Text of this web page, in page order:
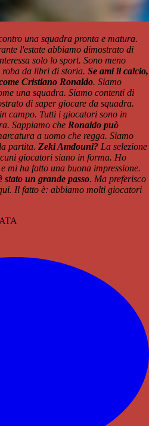
una squadra pronta e matura.
l'estate abbiamo dimostrato di
solo lo sport. Sono meno
roba da libri di storia. Se ami il calcio,
Cristiano Ronaldo. Siamo
una squadra. Siamo contenti di
di saper giocare da squadra.
campo. Tutti i giocatori sono in
Sappiamo che Ronaldo può
a uomo che regga. Siamo
partita. Zeki Amdouni? La selezione
giocatori siano in forma. Ho
mi ha fatto una buona impressione.
un grande passo. Ma preferisco
Il fatto è: abbiamo molti giocatori